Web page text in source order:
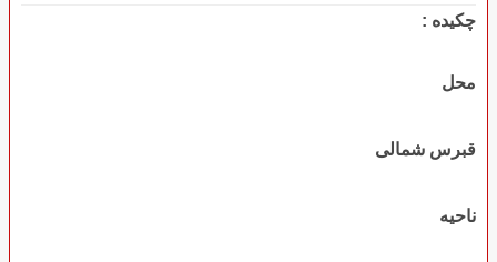
چکیده :
محل
قبرس شمالی
ناحیه